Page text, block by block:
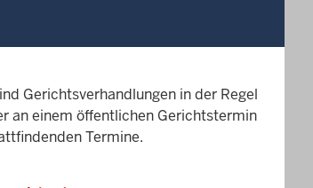
Gerichtsverhandlungen in der Regel
an einem öffentlichen Gerichtstermin
Termine.